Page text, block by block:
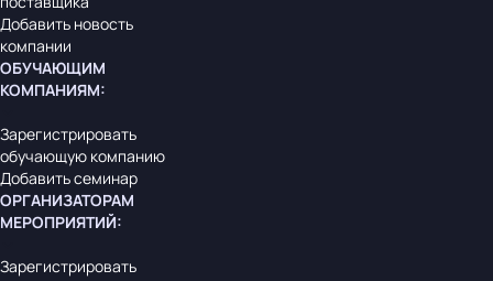
Добавить новость
компании
ОБУЧАЮЩИМ
КОМПАНИЯМ:
Зарегистрировать
обучающую компанию
Добавить семинар
ОРГАНИЗАТОРАМ
МЕРОПРИЯТИЙ:
Зарегистрировать